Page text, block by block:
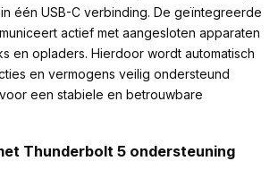
één USB-C verbinding. De geïntegreerde
actief met aangesloten apparaten
en opladers. Hierdoor wordt automatisch
en vermogens veilig ondersteund
een stabiele en betrouwbare
Thunderbolt 5 ondersteuning